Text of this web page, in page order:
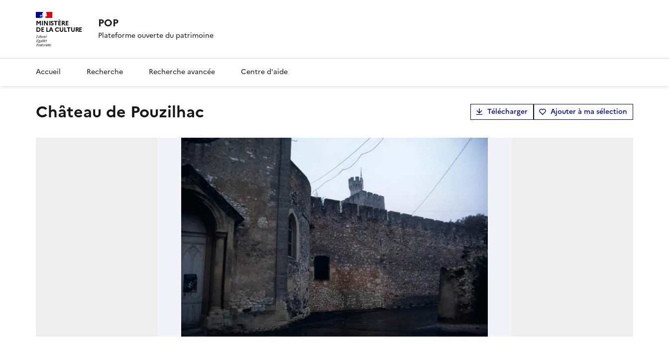
MINISTÈRE
DE LA CULTURE POP
Plateforme ouverte du patrimoine
Accueil Recherche Recherche avancée Centre d'aide
château de Pouzilhac Télécharger Ajouter à ma sélection